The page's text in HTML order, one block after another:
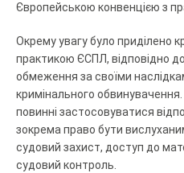
Європейською конвенцією з
Окрему увагу було приділено
практикою ЄСПЛ, відповідно до
обмеження за своїми
кримінального
повинні застосовуватися
зокрема право бути
судовий захист, доступ до
судовий контроль.